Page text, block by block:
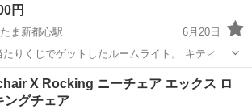
円
ま新都心駅
6月20日
くじでゲットしたルームライト。 キティち
年代風のシンプルなデザインが復活した『2002
公園シリーズ』です サイズ 直径 約10cm 高さ 約20cm ✳︎素人...
X Rocking ニーチェア エックス ロ
ングチェア